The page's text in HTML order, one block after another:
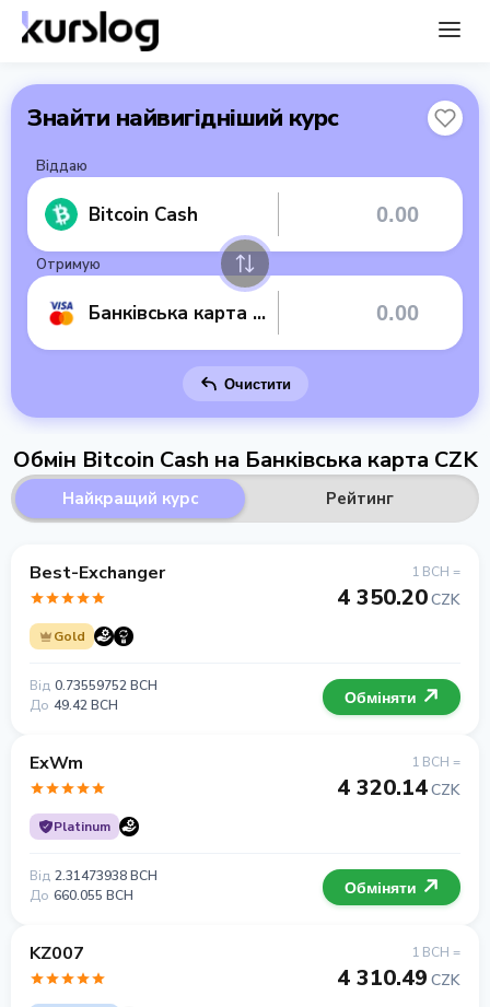
Знайти найвигідніший курс
Віддаю
Bitcoin Cash
Отримую
Банківська карта CZK
Очистити
Обмін Bitcoin Cash на Банківська карта CZK
Найкращий курс Рейтинг
Best-Exchanger
Gold
1 BCH =
4 350.20CZK
Від 0.73559752 BCH
До 49.42 BCH Обміняти
ExWm
Platinum
1 BCH =
4 320.14CZK
Від 2.31473938 BCH
До 660.055 BCH Обміняти
KZ007 1 BCH =
4 310.49 CZK